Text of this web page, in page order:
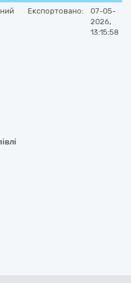
Експортовано:
07-05-
2026,
13:15:58